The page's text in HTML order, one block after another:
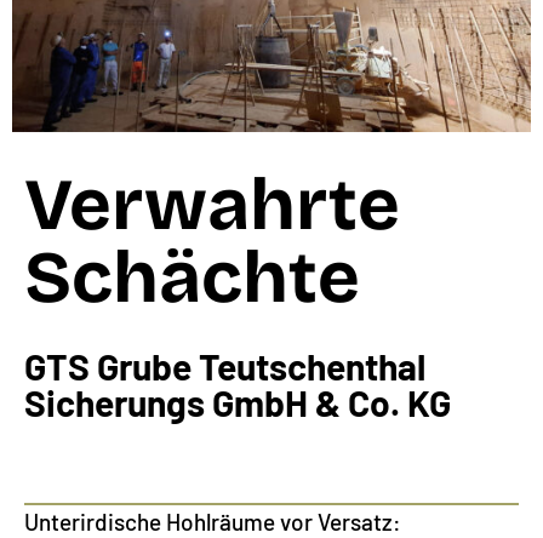
Verwahrte
Schächte
GTS Grube Teutschenthal
Sicherungs GmbH & Co. KG
Unterirdische Hohlräume vor Versatz: